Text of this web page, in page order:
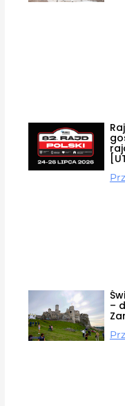
–